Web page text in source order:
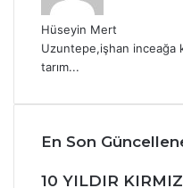
Hüseyin Mert
Uzuntepe,işhan inceağa
tarım...
En Son
10 YILDIR